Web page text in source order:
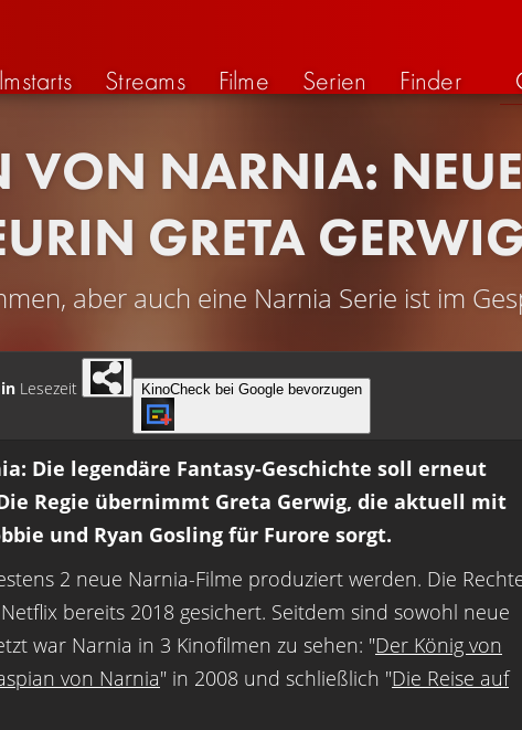
Streams Filme Serien Finder
VON NARNIA:
GRETA
aber auch eine Narnia Serie ist im
Lesezeit KinoCheck bei Google bevorzugen
Die legendäre Fantasy-Geschichte soll erneut
Regie übernimmt Greta Gerwig, die aktuell mit
und Ryan Gosling für Furore sorgt.
2 neue Narnia-Filme produziert werden. Die
bereits 2018 gesichert. Seitdem sind sowohl neue
war Narnia in 3 Kinofilmen zu sehen: "Der König von
von Narnia" in 2008 und schließlich "Die Reise auf